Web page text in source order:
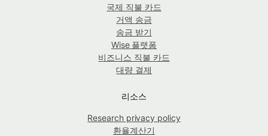
국제 직불 카드
거액 송금
송금 받기
Wise 플랫폼
비즈니스 직불 카드
대량 결제
리소스
Research privacy policy
환율계산기